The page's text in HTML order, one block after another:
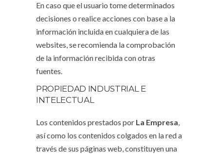
En caso que el usuario tome determinados
decisiones o realice acciones con base a la
información incluida en cualquiera de las
websites, se recomienda la comprobación
de la información recibida con otras
fuentes.
PROPIEDAD INDUSTRIAL E
INTELECTUAL
Los contenidos prestados por La Empresa,
así como los contenidos colgados en la red a
través de sus páginas web, constituyen una